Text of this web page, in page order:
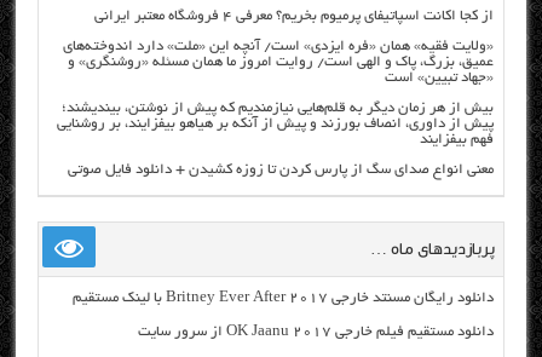
از کجا اکانت اسپاتیفای پرمیوم بخریم؟ معرفی ۴ فروشگاه معتبر ایرانی
«ولایت فقیه» همان «فره ایزدی» است/ آنچه این «ملت» دارد اندوخته‌های
عمیق، بزرگ، پاک و الهی است/ روایت امروز ما همان مسئله «روشنگری» و
«جهاد تبیین» است
بیش از هر زمان دیگر به قلم‌هایی نیازمندیم که پیش از نوشتن، بیندیشند؛
پیش از داوری، انصاف بورزند و پیش از آنکه بر هیاهو بیفزایند، بر روشنایی
فهم بیفزایند
معنی انواع صدای سگ از پارس کردن تا زوزه کشیدن + دانلود فایل صوتی
پربازدیدهای ماه …
دانلود رایگان مسنتد خارجی Britney Ever After 2017 با لینک مستقیم
دانلود مستقیم فیلم خارجی OK Jaanu 2017 از سرور سایت